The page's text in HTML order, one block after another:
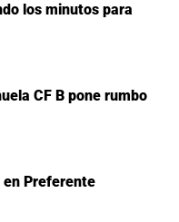
los minutos para
CF B pone rumbo
en Preferente